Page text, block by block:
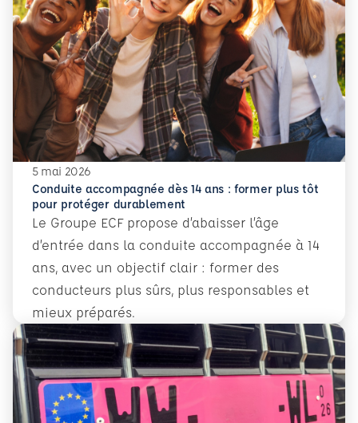
5 mai 2026
Conduite accompagnée dès 14 ans : former plus tôt
pour protéger durablement
Le Groupe ECF propose d’abaisser l’âge
d’entrée dans la conduite accompagnée à 14
ans, avec un objectif clair : former des
conducteurs plus sûrs, plus responsables et
mieux préparés.
En savoir plus
Conduite accompagnée dès 14 ans : former plus tôt pour